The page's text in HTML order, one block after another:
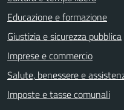
Educazione e formazione
Giustizia e sicurezza pubblica
Imprese e commercio
Salute, benessere e
Imposte e tasse comunali